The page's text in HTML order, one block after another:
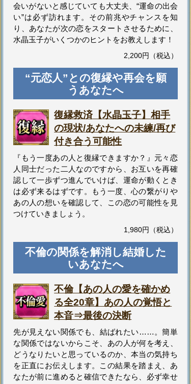
会いがないと感じていても大丈夫、“運命の出会
い”は必ず訪れます。その前兆やチャンスを知
り、あなたが次の恋をスタートさせるために、
水晶玉子がいくつかのヒントをお教えします！
2,200円（税込）
“元恋人”との復縁や再会を願
うあなたへ
復縁救済【水晶玉子】相手
の現状/あなたへの未練/再び
付き合う可能性
『もう一度あの人と復縁できますか？』元々恋
人同士だった二人なのですから、お互いを再確
認して一歩ずつ進んでいけば、運命が動くとき
は必ず来るはずです。もう一度、心の繋がりや
あの人の想いを確認して、この恋の可能性を見
つけていきましょう。
1,980円（税込）
不倫の関係を解消し結婚した
いあなたへ
不倫【あの人の愛を確かめ
る全20章】あの人の覚悟と
本音⇒最後の決断
先が見えない関係でも、結ばれたい……。簡単
な関係ではないからこそ、あの人が何を考え、
どうなりたいと思っているのか、本当の気持ち
を正直にお伝えします。この結果を踏まえ、あ
なたが前に進めると確信できたなら、必ず幸せ